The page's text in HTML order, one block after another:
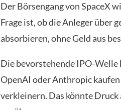
Der Börsengang von SpaceX
Frage ist, ob die Anleger über
absorbieren, ohne Geld aus
Die bevorstehende IPO-Welle
OpenAI oder Anthropic
verkleinern. Das könnte